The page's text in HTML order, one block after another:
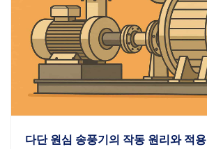
다단 원심 송풍기의 작동 원리와 적용